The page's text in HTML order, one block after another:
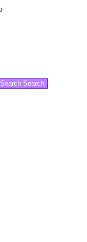
Search Search